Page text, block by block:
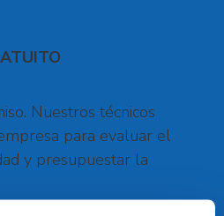
Nuestros técnicos
para evaluar el
y presupuestar la